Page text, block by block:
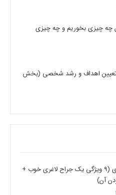
چه چیزی بخوریم و چه چیزی
تعیین اهداف و رشد شخصی (بخش
بهترین جراح لاغری (9 ویژگی یک جراح لاغری خوب +
آن)